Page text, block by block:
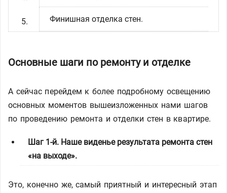
Финишная отделка стен.
Основные шаги по ремонту и отделке
А сейчас перейдем к более подробному освещению
основных моментов вышеизложенных нами шагов
по проведению ремонта и отделки стен в квартире.
Шаг 1-й. Наше виденье результата ремонта стен
«на выходе».
Это, конечно же, самый приятный и интересный этап